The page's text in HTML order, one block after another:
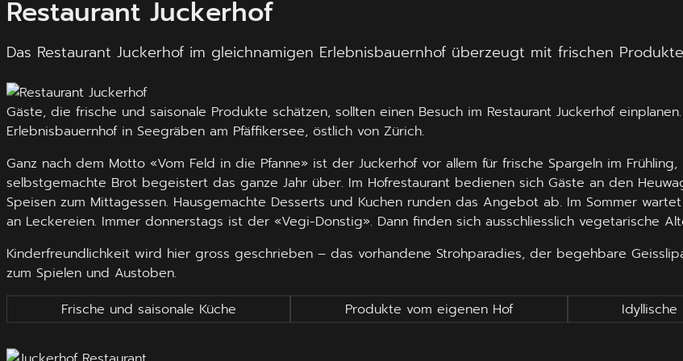
Restaurant Juckerhof
Das Restaurant Juckerhof im gleichnamigen Erlebnisbauernhof überzeugt mit frischen
Gäste, die frische und saisonale Produkte schätzen, sollten einen Besuch im Restaurant Juckerhof
Erlebnisbauernhof in Seegräben am Pfäffikersee, östlich von Zürich.
Ganz nach dem Motto «Vom Feld in die Pfanne» ist der Juckerhof vor allem für frische Spargeln im
selbstgemachte Brot begeistert das ganze Jahr über. Im Hofrestaurant bedienen sich Gäste an den
Speisen zum Mittagessen. Hausgemachte Desserts und Kuchen runden das Angebot ab. Im Sommer
an Leckereien. Immer donnerstags ist der «Vegi-Donstig». Dann finden sich ausschliesslich vegetarische
Kinderfreundlichkeit wird hier gross geschrieben – das vorhandene Strohparadies, der begehbare
zum Spielen und Austoben.
Frische und saisonale Küche
Produkte vom eigenen Hof